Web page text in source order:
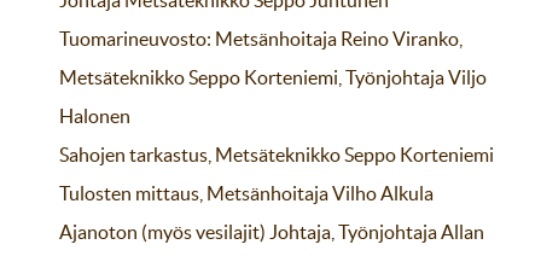
Tuomarineuvosto: Metsänhoitaja Reino Viranko,
Metsäteknikko Seppo Korteniemi, Työnjohtaja Viljo
Halonen
Sahojen tarkastus, Metsäteknikko Seppo Korteniemi
Tulosten mittaus, Metsänhoitaja Vilho Alkula
Ajanoton (myös vesilajit) Johtaja, Työnjohtaja Allan